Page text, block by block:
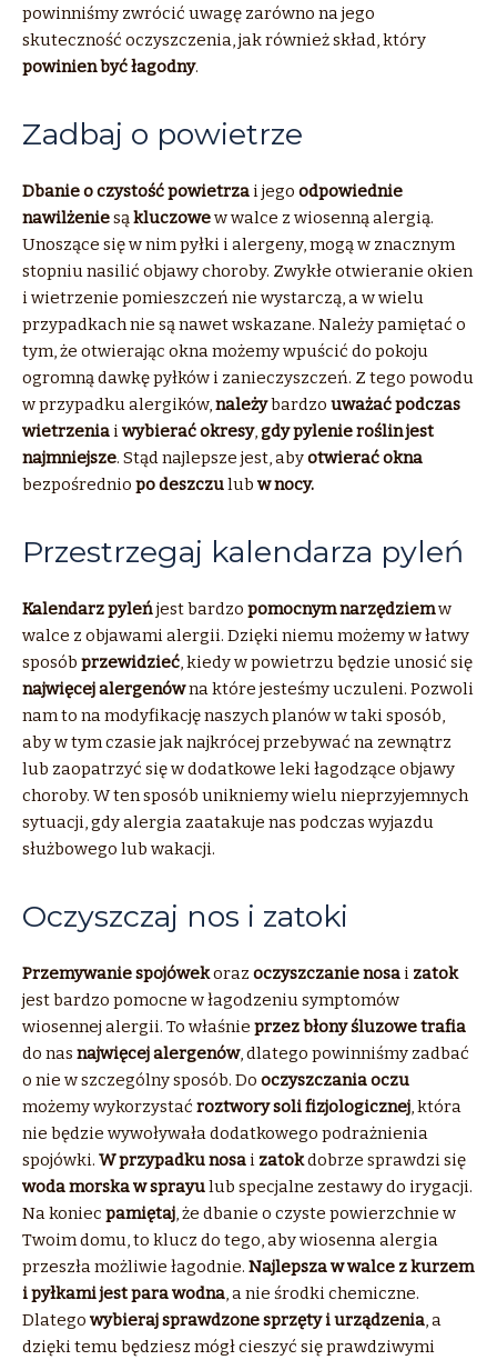
powinniśmy zwrócić uwagę zarówno na jego
skuteczność oczyszczenia, jak również skład, który
powinien być łagodny.
Zadbaj o powietrze
Dbanie o czystość powietrza i jego odpowiednie
nawilżeniesąkluczowew walce z wiosenną alergią.
Unoszące się w nim pyłki i alergeny, mogą w znacznym
stopniu nasilić objawy choroby. Zwykłe otwieranie okien
i wietrzenie pomieszczeń nie wystarczą, a w wielu
przypadkach nie są nawet wskazane. Należy pamiętać o
tym, że otwierając okna możemy wpuścić do pokoju
ogromną dawkę pyłków i zanieczyszczeń. Z tego powodu
w przypadku alergików,należybardzo uważaćpodczas
wietrzenia iwybierać okresy,gdy pylenie roślin jest
najmniejsze. Stąd najlepsze jest, abyotwierać okna
bezpośrednio po deszczulub w nocy.
Przestrzegaj kalendarza pyleń
Kalendarz pyleńjest bardzo pomocnym narzędziemw
walce z objawami alergii. Dzięki niemu możemy w łatwy
sposób przewidzieć, kiedy w powietrzu będzie unosić się
najwięcej alergenówna które jesteśmy uczuleni. Pozwoli
nam to na modyfikację naszych planów w taki sposób,
aby w tym czasie jak najkrócej przebywać na zewnątrz
lub zaopatrzyć się w dodatkowe leki łagodzące objawy
choroby. W ten sposób unikniemy wielu nieprzyjemnych
sytuacji, gdy alergia zaatakuje nas podczas wyjazdu
służbowego lub wakacji.
Oczyszczaj nos i zatoki
Przemywanie spojówekoraz oczyszczanie nosa i zatok
jest bardzo pomocne w łagodzeniu symptomów
wiosennej alergii. To właśnie przez błony śluzowe trafia
do nas najwięcej alergenów, dlatego powinniśmy zadbać
o nie w szczególny sposób. Do oczyszczania oczu
możemy wykorzystać roztwory soli fizjologicznej, która
nie będzie wywoływała dodatkowego podrażnienia
spojówki. W przypadku nosa i zatokdobrze sprawdzi się
woda morska w sprayulub specjalne zestawy do irygacji.
Na koniec pamiętaj, że dbanie o czyste powierzchnie w
Twoim domu, to klucz do tego, aby wiosenna alergia
przeszła możliwie łagodnie. Najlepsza w walce z kurzem
i pyłkami jest para wodna, a nie środki chemiczne.
Dlatego wybieraj sprawdzone sprzęty i urządzenia, a
dzięki temu będziesz mógł cieszyć się prawdziwymi